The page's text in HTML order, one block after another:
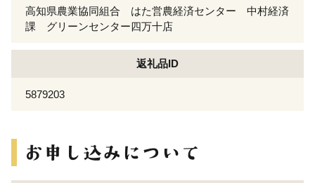
高知県農業協同組合 はた営農経済センター 中村経済
課 グリーンセンター四万十店
返礼品ID
5879203